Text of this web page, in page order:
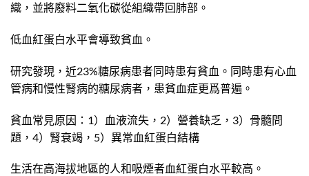
織，並將廢料二氧化碳從組織帶回肺部。
低血紅蛋白水平會導致貧血。
研究發現，近23%糖尿病患者同時患有貧血。同時患有心血
管病和慢性腎病的糖尿病者，患貧血症更爲普遍。
貧血常見原因：1）血液流失，2）營養缺乏，3）骨髓問
題，4）腎衰竭，5）異常血紅蛋白結構
生活在高海拔地區的人和吸煙者血紅蛋白水平較高。